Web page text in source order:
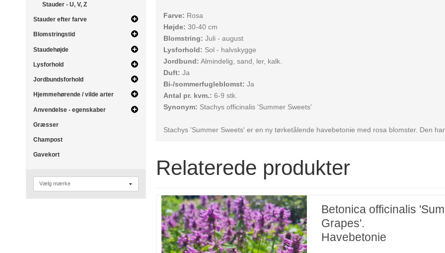
Stauder - U, V, Z
Stauder efter farve
Blomstringstid
Staudehøjde
Lysforhold
Jordbundsforhold
Hjemmehørende / vilde arter
Anvendelse - egenskaber
Græsser
Champost
Gavekort
Farve: Rosa
Højde: 30-40 cm
Blomstring: Juli - august
Lysforhold: Sol - halvskygge
Jordbund: Almindelig, sand, ler, kalk.
Duft: Ja
Bi-/sommerfugleblomst: Ja
Antal pr. kvm.: 6-9 stk.
Synonym: Stachys officinalis 'Summer Sweets'
Stachys 'Summer Sweets' er en ny tørketålende havebetonie med rosa blomster. Den
Relaterede produkter
Betonica officinalis
Grapes'.
Havebetonie